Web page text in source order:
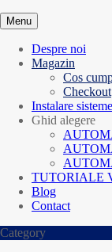
Menu
Despre noi
Magazin
Cos
Checkout
Instalare sisteme
Ghid alegere
TUTORIALE
Blog
Contact
Category